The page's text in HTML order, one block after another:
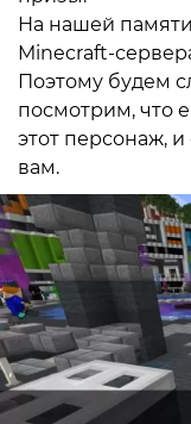
На нашей
Minecraft-
Поэтому будем
посмотрим, что
этот персонаж,
вам.